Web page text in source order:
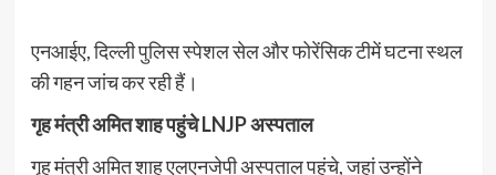
एनआईए, दिल्ली पुलिस स्पेशल सेल और फोरेंसिक टीमें घटना स्थल
की गहन जांच कर रही हैं।
गृह मंत्री अमित शाह पहुंचे LNJP अस्पताल
गृह मंत्री अमित शाह एलएनजेपी अस्पताल पहुंचे, जहां उन्होंने